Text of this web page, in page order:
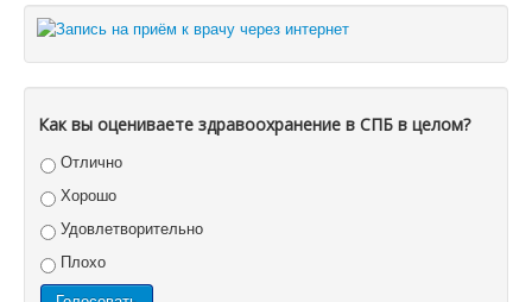
Как вы оцениваете здравоохранение в СПБ в целом?
Отлично
Хорошо
Удовлетворительно
Плохо